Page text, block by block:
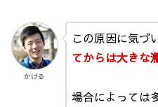
かける
この原因に気づ
てからは大きな
場合によっては